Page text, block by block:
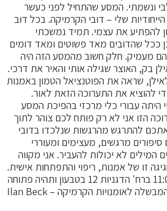
ונשמתי. המסע שהתחיל לפני כעשר
שלי – דובי הקרמיקה. בכל דוב
להפתיע את עצמי. תמיד נמשכתי
ככל שהדובים מאד פשוטים ומאד דומים
מעמיק. חלק חשוב מהמסע הזה היה
בק, האוצר שגילה אותי והאיר את דרכי.
שראה את הפוטנציאל הטמון באמנות
להוציא את התערוכה הזאת לאור.
היתה עבורי כלי מרכזי בהפיכת המסע
הזו אני לא רק פותח לכם צוהר לתוך
להתרגש מהרגשות שנלכדו בדובי
מרגשים, מעצימים ומעוררי
לא יכולות להעביר. אני מקווה
זו של אמנות, ריפוי והתפתחות אישית.
נפתחה ב-9.06 בשעה 11:00 ברח' הדגניות 12 בטבעון ותהיה פתוחה
בחודשיים הקרובים – "המבשלה לאומנויות הקרמיקה – Ilan Beck